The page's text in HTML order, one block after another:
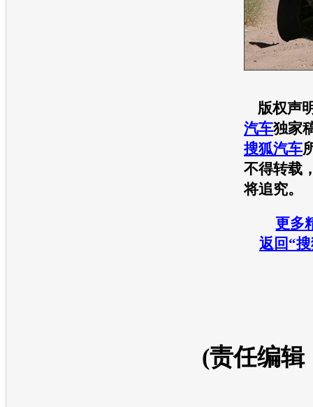
版权声
汽车独家
搜狐汽车
不得转载
将追究。
更多
返回“
(责任编辑